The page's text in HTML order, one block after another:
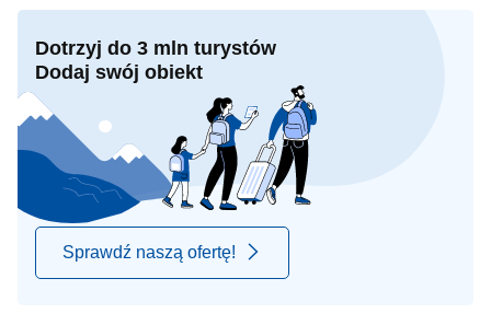
Dotrzyj do 3 mln turystów
Dodaj swój obiekt
Sprawdź naszą ofertę!